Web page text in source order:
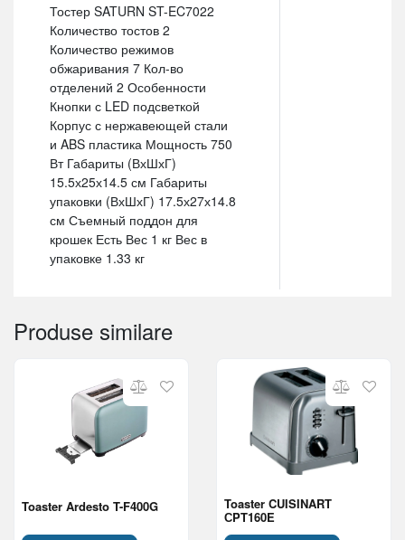
Тостер SATURN ST-EC7022
Количество тостов 2
Количество режимов
обжаривания 7 Кол-во
отделений 2 Особенности
Кнопки с LED подсветкой
Корпус с нержавеющей стали
и ABS пластика Мощность 750
Вт Габариты (ВхШхГ)
15.5х25х14.5 см Габариты
упаковки (ВхШхГ) 17.5х27х14.8
см Съемный поддон для
крошек Есть Вес 1 кг Вес в
упаковке 1.33 кг
Produse similare
Toaster Ardesto T-F400G Toaster CUISINART
СPT160E